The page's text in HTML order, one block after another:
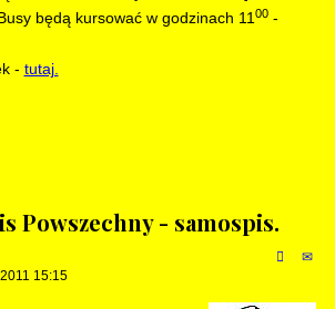
będą kursować w godzinach 11 00-
- tutaj.
Powszechny - samospis.
15:15